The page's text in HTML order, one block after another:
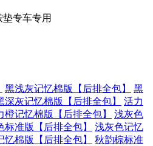
专车专用
黑浅灰记忆棉版【后排全包】
黑
深灰记忆棉版【后排全包】
活力
橙记忆棉版【后排全包】
浅灰色
标准版【后排全包】
浅灰色记忆
忆棉版【后排全包】
秋韵棕标准